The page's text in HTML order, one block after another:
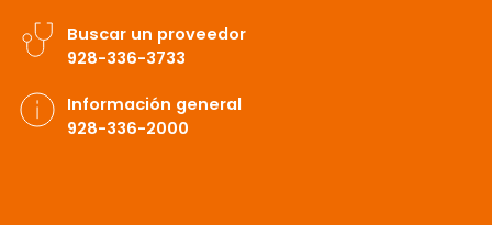
Buscar un proveedor
928-336-3733
Información general
928-336-2000